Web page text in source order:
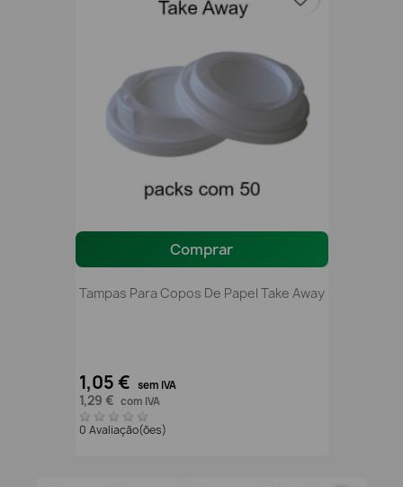
Comprar
Tampas Para Copos De Papel Take Away
1,05 € sem IVA
1,29 € com IVA
0 Avaliação(ões)